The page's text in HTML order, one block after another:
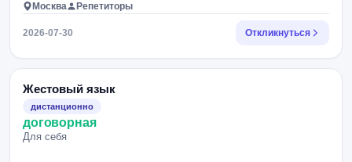
Москва Репетиторы
2026-07-30 Откликнуться
Жестовый язык
дистанционно
договорная
Для себя